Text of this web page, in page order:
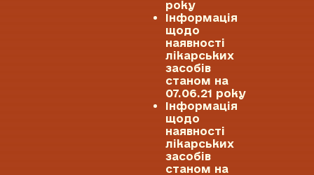
року
Інформація
щодо
наявності
лікарських
засобів
станом на
07.06.21 року
Інформація
щодо
наявності
лікарських
засобів
станом на